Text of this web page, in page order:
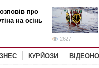
про
на осінь
2627
КУРЙОЗИ